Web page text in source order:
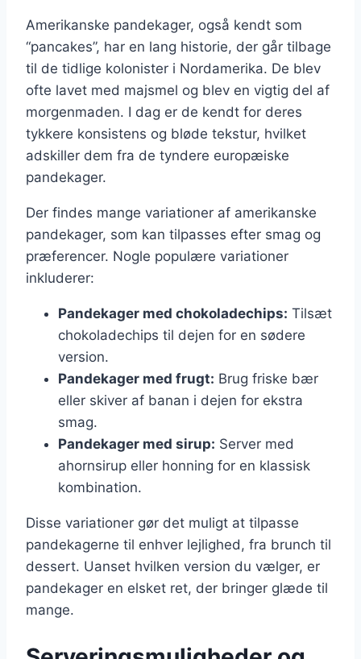
Amerikanske pandekager, også kendt som
“pancakes”, har en lang historie, der går tilbage
til de tidlige kolonister i Nordamerika. De blev
ofte lavet med majsmel og blev en vigtig del af
morgenmaden. I dag er de kendt for deres
tykkere konsistens og bløde tekstur, hvilket
adskiller dem fra de tyndere europæiske
pandekager.
Der findes mange variationer af amerikanske
pandekager, som kan tilpasses efter smag og
præferencer. Nogle populære variationer
inkluderer:
Pandekager med chokoladechips: Tilsæt
chokoladechips til dejen for en sødere
version.
Pandekager med frugt: Brug friske bær
eller skiver af banan i dejen for ekstra
smag.
Pandekager med sirup: Server med
ahornsirup eller honning for en klassisk
kombination.
Disse variationer gør det muligt at tilpasse
pandekagerne til enhver lejlighed, fra brunch til
dessert. Uanset hvilken version du vælger, er
pandekager en elsket ret, der bringer glæde til
mange.